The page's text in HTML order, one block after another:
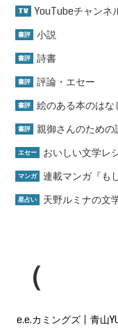
TV YouTubeチャンネ
書評 小説
書評 詩書
書評 評論・エセー
書評 絵のある本のはな
書評 親御さんのための
エセー おいしい文学レ
マンガ 連載マンガ『も
星占い 天野ルミナの文
e.e.カミングズ 青山